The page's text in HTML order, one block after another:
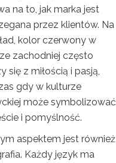
na to, jak marka jest
przez klientów. Na
kolor czerwony w
zachodniej często
się z miłością i pasją,
gdy w kulturze
może symbolizować
i pomyślność.
aspektem jest również
Każdy język ma